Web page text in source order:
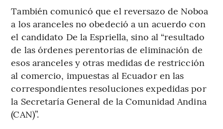
También comunicó que el reversazo de Noboa
a los aranceles no obedeció a un acuerdo con
el candidato De la Espriella, sino al “resultado
de las órdenes perentorias de eliminación de
esos aranceles y otras medidas de restricción
al comercio, impuestas al Ecuador en las
correspondientes resoluciones expedidas por
la Secretaría General de la Comunidad Andina
(CAN)”.